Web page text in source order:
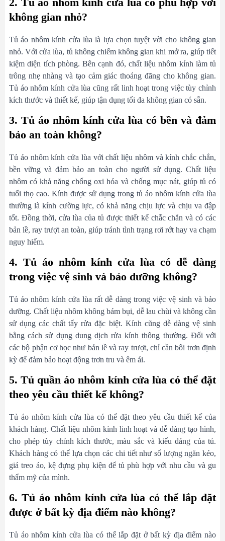
không gian nhỏ?
Tủ áo nhôm kính cửa lùa là lựa chọn tuyệt vời cho không gian
nhỏ. Với cửa lùa, tủ không chiếm không gian khi mở ra, giúp tiết
kiệm diện tích phòng. Bên cạnh đó, chất liệu nhôm kính làm tủ
trông nhẹ nhàng và tạo cảm giác thoáng đãng cho không gian.
Tủ áo nhôm kính cửa lùa cũng rất linh hoạt trong việc tùy chỉnh
kích thước và thiết kế, giúp tận dụng tối đa không gian có sẵn.
3. Tủ áo nhôm kính cửa lùa có bền và đảm
bảo an toàn không?
Tủ áo nhôm kính cửa lùa với chất liệu nhôm và kính chắc chắn,
bền vững và đảm bảo an toàn cho người sử dụng. Chất liệu
nhôm có khả năng chống oxi hóa và chống mục nát, giúp tủ có
tuổi thọ cao. Kính được sử dụng trong tủ áo nhôm kính cửa lùa
thường là kính cường lực, có khả năng chịu lực và chịu va đập
tốt. Đồng thời, cửa lùa của tủ được thiết kế chắc chắn và có các
bản lề, ray trượt an toàn, giúp tránh tình trạng rơi rớt hay va chạm
nguy hiểm.
4. Tủ áo nhôm kính cửa lùa có dễ dàng
trong việc vệ sinh và bảo dưỡng không?
Tủ áo nhôm kính cửa lùa rất dễ dàng trong việc vệ sinh và bảo
dưỡng. Chất liệu nhôm không bám bụi, dễ lau chùi và không cần
sử dụng các chất tẩy rửa đặc biệt. Kính cũng dễ dàng vệ sinh
bằng cách sử dụng dung dịch rửa kính thông thường. Đối với
các bộ phận cơ học như bản lề và ray trượt, chỉ cần bôi trơn định
kỳ để đảm bảo hoạt động trơn tru và êm ái.
5. Tủ quần áo nhôm kính cửa lùa có thể đặt
theo yêu cầu thiết kế không?
Tủ áo nhôm kính cửa lùa có thể đặt theo yêu cầu thiết kế của
khách hàng. Chất liệu nhôm kính linh hoạt và dễ dàng tạo hình,
cho phép tùy chỉnh kích thước, màu sắc và kiểu dáng của tủ.
Khách hàng có thể lựa chọn các chi tiết như số lượng ngăn kéo,
giá treo áo, kệ đựng phụ kiện để tủ phù hợp với nhu cầu và gu
thẩm mỹ của mình.
6. Tủ áo nhôm kính cửa lùa có thể lắp đặt
được ở bất kỳ địa điểm nào không?
Tủ áo nhôm kính cửa lùa có thể lắp đặt ở bất kỳ địa điểm nào